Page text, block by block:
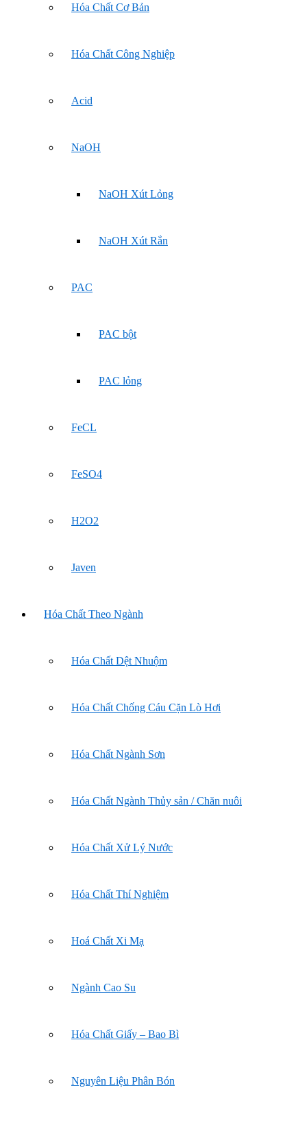
Hóa Chất Cơ Bản
Hóa Chất Công Nghiệp
Acid
NaOH
NaOH Xút Lỏng
NaOH Xút Rắn
PAC
PAC bột
PAC lỏng
FeCL
FeSO4
H2O2
Javen
Hóa Chất Theo Ngành
Hóa Chất Dệt Nhuộm
Hóa Chất Chống Cáu Cặn Lò Hơi
Hóa Chất Ngành Sơn
Hóa Chất Ngành Thủy sản / Chăn nuôi
Hóa Chất Xử Lý Nước
Hóa Chất Thí Nghiệm
Hoá Chất Xi Mạ
Ngành Cao Su
Hóa Chất Giấy – Bao Bì
Nguyên Liệu Phân Bón